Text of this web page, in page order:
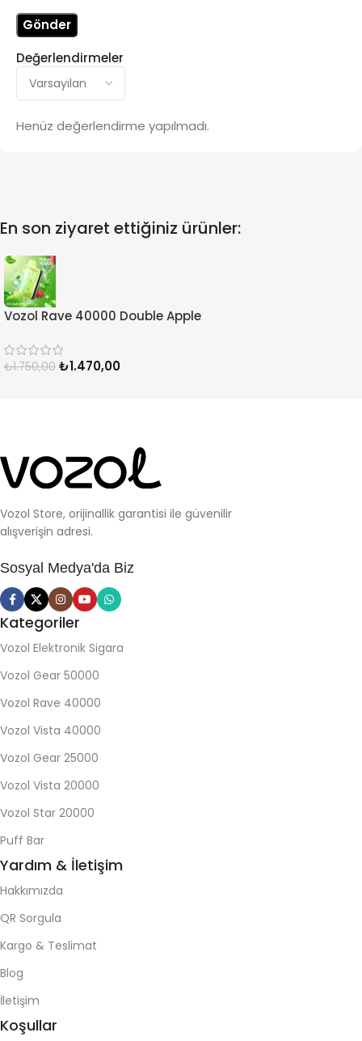
Değerlendirmeler
Henüz değerlendirme yapılmadı.
En son ziyaret ettiğiniz ürünler:
Vozol Rave 40000 Double Apple
₺1.750,00 ₺1.470,00
Vozol Store, orijinallik garantisi ile güvenilir
alışverişin adresi.
Sosyal Medya'da Biz
Kategoriler
Vozol Elektronik Sigara
Vozol Gear 50000
Vozol Rave 40000
Vozol Vista 40000
Vozol Gear 25000
Vozol Vista 20000
Vozol Star 20000
Puff Bar
Yardım & İletişim
Hakkımızda
QR Sorgula
Kargo & Teslimat
Blog
İletişim
Koşullar